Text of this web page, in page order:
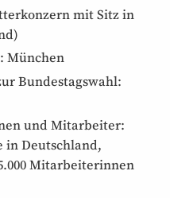
mit Sitz in
München
Bundestags­wahl:
und Mitarbeiter:
in Deutschland,
Mitarbeiter­innen